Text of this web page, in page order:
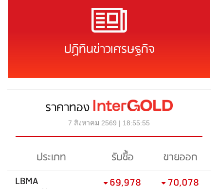
ปฏิทินข่าวเศรษฐกิจ
ราคาทอง
7 สิงหาคม 2569 | 18:55:55
ประเภท รับซื้อ
ขายออก
LBMA
69,978 70,078